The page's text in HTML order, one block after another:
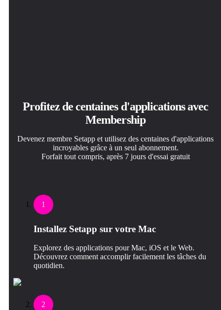
Profitez de centaines d'applications avec
Membership
Devenez membre Setapp et utilisez des centaines d'applications
incroyables grâce à un seul abonnement.
Forfait tout compris, après 7 jours d'essai gratuit
1
Installez Setapp sur votre Mac
Explorez des applications pour Mac, iOS et le Web.
Découvrez comment accomplir facilement les tâches du
quotidien.
2